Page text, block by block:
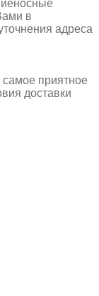
в
адреса
самое приятное
доставки